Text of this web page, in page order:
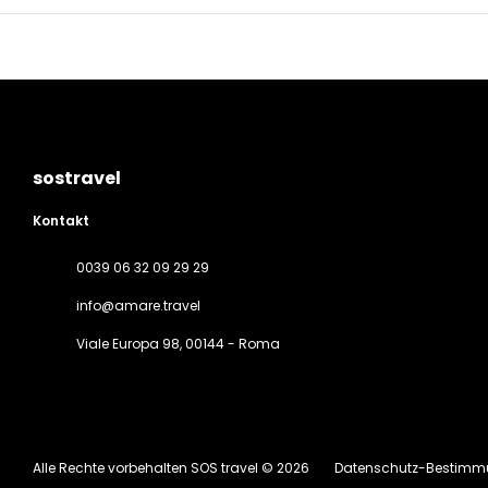
sostravel
Kontakt
0039 06 32 09 29 29
info@amare.travel
Viale Europa 98, 00144 - Roma
Alle Rechte vorbehalten SOS travel © 2026 Datenschutz-